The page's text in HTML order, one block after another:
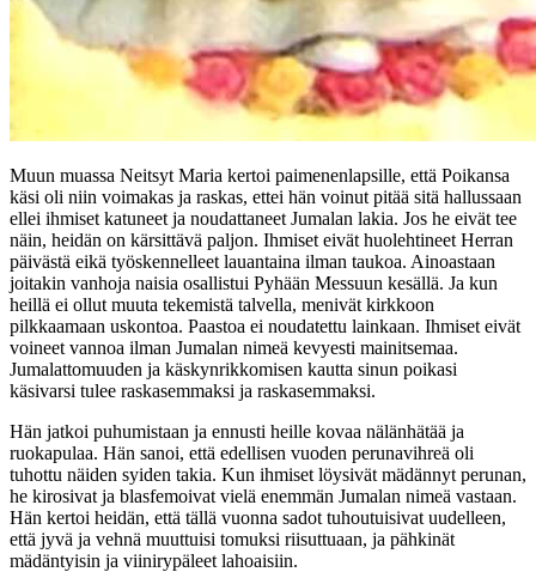
Muun muassa Neitsyt Maria kertoi paimenenlapsille, että Poikansa
käsi oli niin voimakas ja raskas, ettei hän voinut pitää sitä hallussaan
ellei ihmiset katuneet ja noudattaneet Jumalan lakia. Jos he eivät tee
näin, heidän on kärsittävä paljon. Ihmiset eivät huolehtineet Herran
päivästä eikä työskennelleet lauantaina ilman taukoa. Ainoastaan
joitakin vanhoja naisia osallistui Pyhään Messuun kesällä. Ja kun
heillä ei ollut muuta tekemistä talvella, menivät kirkkoon
pilkkaamaan uskontoa. Paastoa ei noudatettu lainkaan. Ihmiset eivät
voineet vannoa ilman Jumalan nimeä kevyesti mainitsemaa.
Jumalattomuuden ja käskynrikkomisen kautta sinun poikasi
käsivarsi tulee raskasemmaksi ja raskasemmaksi.
Hän jatkoi puhumistaan ja ennusti heille kovaa nälänhätää ja
ruokapulaa. Hän sanoi, että edellisen vuoden perunavihreä oli
tuhottu näiden syiden takia. Kun ihmiset löysivät mädännyt perunan,
he kirosivat ja blasfemoivat vielä enemmän Jumalan nimeä vastaan.
Hän kertoi heidän, että tällä vuonna sadot tuhoutuisivat uudelleen,
että jyvä ja vehnä muuttuisi tomuksi riisuttuaan, ja pähkinät
mädäntyisin ja viinirypäleet lahoaisiin.